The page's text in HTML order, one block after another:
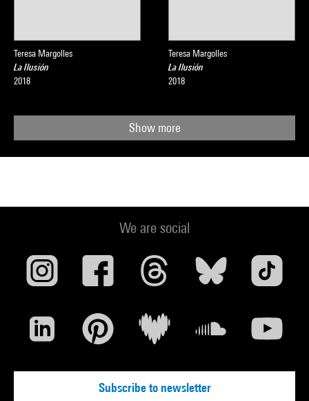
Teresa Margolles
La Ilusión
2018
Teresa Margolles
La Ilusión
2018
Show more
We are social
Subscribe to newsletter